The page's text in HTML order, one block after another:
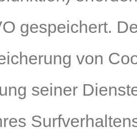
gespeichert.
von
seiner